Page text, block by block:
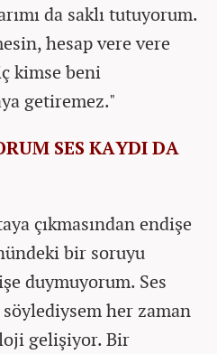
da saklı tutuyorum.
hesap vere vere
kimse beni
getiremez."
SES KAYDI DA
çıkmasından endişe
bir soruyu
duymuyorum. Ses
söylediysem her zaman
gelişiyor. Bir